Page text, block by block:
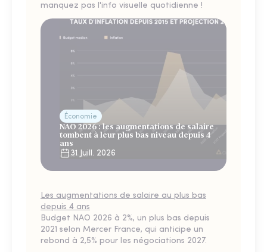
manquez pas l'info visuelle quotidienne !
Économie
NAO 2026 : les augmentations de salaire
tombent à leur plus bas niveau depuis 4
ans
31 Juill. 2026
Les augmentations de salaire au plus bas
depuis 4 ans
Budget NAO 2026 à 2%, un plus bas depuis
2021 selon Mercer France, qui anticipe un
rebond à 2,5% pour les négociations 2027.